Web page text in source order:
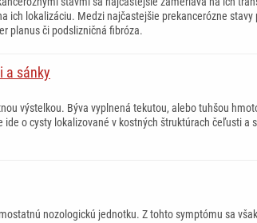
ich lokalizáciu. Medzi najčastejšie prekancerózne
planus či podslizničná fibróza.
a sánky
výstelkou. Býva vyplnená tekutou, alebo tuhšou
o cysty lokalizované v kostných štruktúrach čeľusti
nozologickú jednotku. Z tohto symptómu sa